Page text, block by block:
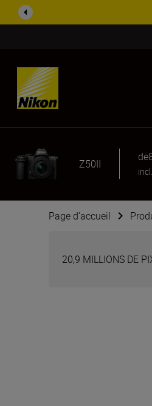
SKIP
Z50II
de
Page d’accueil
20,9 MILLIONS DE